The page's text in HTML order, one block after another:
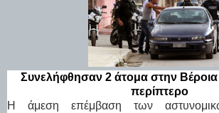
Συνελήφθησαν 2 άτομα στην Βέροια
περίπτερο
Η άμεση επέμβαση των